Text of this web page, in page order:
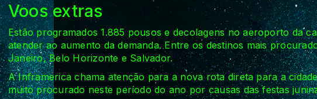
Voos extras
Estão programados 1.885 pousos e decolagens no aeroporto da
atender ao aumento da demanda. Entre os destinos mais
Janeiro, Belo Horizonte e Salvador.
A Inframerica chama atenção para a nova rota direta para a
muito procurado neste período do ano por causas das festas